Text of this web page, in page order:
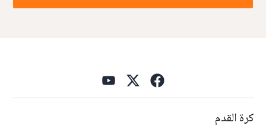
كرة القدم